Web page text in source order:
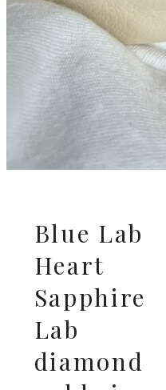
Blue Lab
Heart
Sapphire
Lab
diamond